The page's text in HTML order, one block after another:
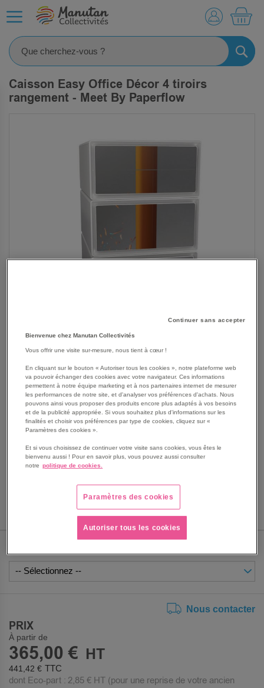
Caisson Easy Office Décor 4 tiroirs
rangement - Meet By Paperflow
SKIP
Les avantages
Façade tiroirs en ABS.
Equipé de 4 roulettes dont 2 multidirectionnelles à
l'arrière.
L/H/P utiles tiroir : 32,5 x 13,3 x 40,5 cm.
Voir le descriptif complet
Nous contacter
PRIX
À partir de
365,00 €
441,42 €
dont Eco-part : 2,85 € HT (pour une reprise de votre ancien
Continuer sans accepter
Bienvenue chez Manutan Collectivités
Vous offrir une visite sur-mesure, nous tient à cœur !
En cliquant sur le bouton « Autoriser tous les cookies », notre plateforme web
va pouvoir échanger des cookies avec votre navigateur. Ces informations
permettent à notre équipe marketing et à nos partenaires internet de mesurer
les performances de notre site, et d'analyser vos préférences d'achats. Nous
pouvons ainsi vous proposer des produits encore plus adaptés à vos besoins
et de la publicité appropriée. Si vous souhaitez plus d'informations sur les
finalités et choisir vos préférences par type de cookies, cliquez sur «
Paramètres des cookies ».
Et si vous choisissez de continuer votre visite sans cookies, vous êtes le
bienvenu aussi ! Pour en savoir plus, vous pouvez aussi consulter
notre politique de cookies.
Paramètres des cookies
Autoriser tous les cookies